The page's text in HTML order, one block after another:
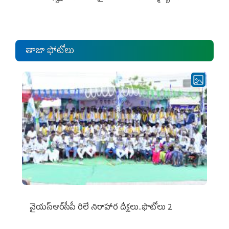
తాజా ఫోటోలు
వైయ‌స్ఆర్‌సీపీ రిలే నిరాహార దీక్షలు..ఫొటోలు 2